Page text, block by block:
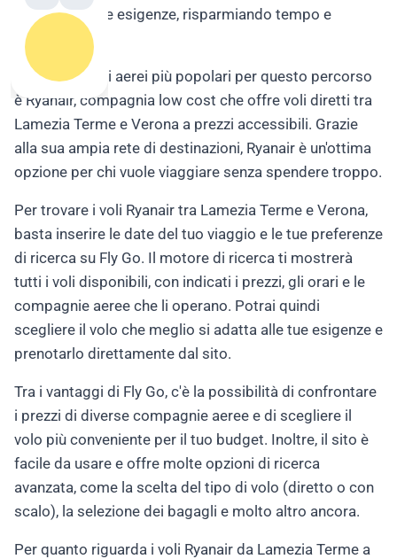
in base alle tue esigenze, risparmiando tempo e
denaro.
Uno dei vettori aerei più popolari per questo percorso
è Ryanair, compagnia low cost che offre voli diretti tra
Lamezia Terme e Verona a prezzi accessibili. Grazie
alla sua ampia rete di destinazioni, Ryanair è un'ottima
opzione per chi vuole viaggiare senza spendere troppo.
Per trovare i voli Ryanair tra Lamezia Terme e Verona,
basta inserire le date del tuo viaggio e le tue preferenze
di ricerca su Fly Go. Il motore di ricerca ti mostrerà
tutti i voli disponibili, con indicati i prezzi, gli orari e le
compagnie aeree che li operano. Potrai quindi
scegliere il volo che meglio si adatta alle tue esigenze e
prenotarlo direttamente dal sito.
Tra i vantaggi di Fly Go, c'è la possibilità di confrontare
i prezzi di diverse compagnie aeree e di scegliere il
volo più conveniente per il tuo budget. Inoltre, il sito è
facile da usare e offre molte opzioni di ricerca
avanzata, come la scelta del tipo di volo (diretto o con
scalo), la selezione dei bagagli e molto altro ancora.
Per quanto riguarda i voli Ryanair da Lamezia Terme a